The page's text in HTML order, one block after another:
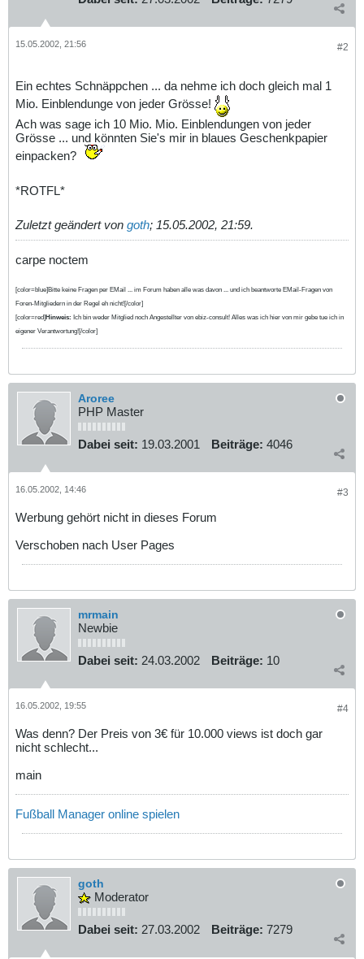
#2
15.05.2002, 21:56
Ein echtes Schnäppchen ... da nehme ich doch gleich mal 1
Mio. Einblendunge von jeder Grösse!
Ach was sage ich 10 Mio. Mio. Einblendungen von jeder
Grösse ... und könnten Sie's mir in blaues Geschenkpapier
einpacken?
*ROTFL*
Zuletzt geändert von goth; 15.05.2002, 21:59.
carpe noctem
[color=blue]Bitte keine Fragen per EMail ... im Forum haben alle was davon ... und ich beantworte EMail-Fragen von
Foren-Mitgliedern in der Regel eh nicht![/color]
[color=red]Hinweis: Ich bin weder Mitglied noch Angestellter von ebiz-consult! Alles was ich hier von mir gebe tue ich in
eigener Verantwortung![/color]
Aroree
PHP Master
Dabei seit: 19.03.2001 Beiträge: 4046
#3
16.05.2002, 14:46
Werbung gehört nicht in dieses Forum
Verschoben nach User Pages
mrmain
Newbie
Dabei seit: 24.03.2002 Beiträge: 10
#4
16.05.2002, 19:55
Was denn? Der Preis von 3€ für 10.000 views ist doch gar
nicht schlecht...
main
Fußball Manager online spielen
goth
Moderator
Dabei seit: 27.03.2002 Beiträge: 7279